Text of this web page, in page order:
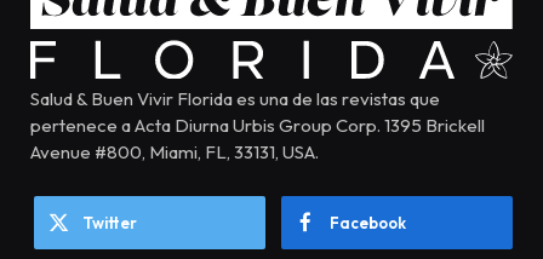
Salud & Buen Vivir Florida es una de las revistas que
pertenece a Acta Diurna Urbis Group Corp. 1395 Brickell
Avenue #800, Miami, FL, 33131, USA.
Twitter Facebook